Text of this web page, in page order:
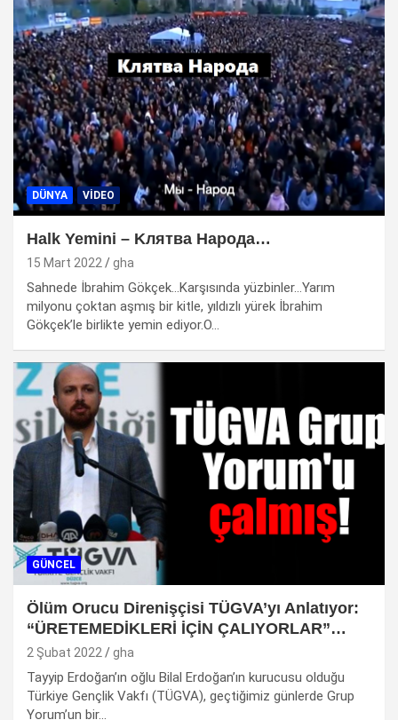
DÜNYA VIDEO
Halk Yemini – Kлятва Народа…
15 Mart 2022 gha
Sahnede İbrahim Gökçek…Karşısında yüzbinler…Yarım
milyonu çoktan aşmış bir kitle, yıldızlı yürek İbrahim
Gökçek’le birlikte yemin ediyor.O…
GÜNCEL
Ölüm Orucu Direnişçisi TÜGVA’yı Anlatıyor:
“ÜRETEMEDİKLERİ İÇİN ÇALIYORLAR”…
2 Şubat 2022 gha
Tayyip Erdoğan’ın oğlu Bilal Erdoğan’ın kurucusu olduğu
Türkiye Gençlik Vakfı (TÜGVA), geçtiğimiz günlerde Grup
Yorum’un bir…